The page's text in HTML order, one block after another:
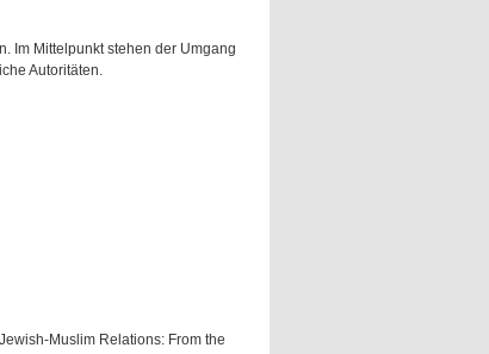
Im Mittelpunkt stehen der Umgang
Autoritäten.
Muslim Relations: From the